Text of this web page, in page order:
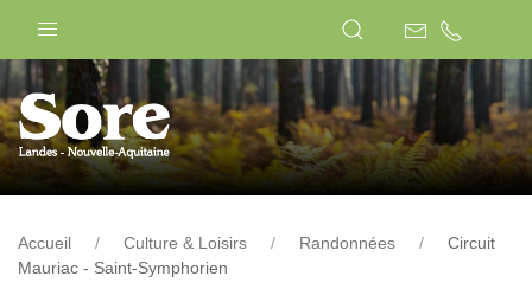
Accueil Culture & Loisirs Randonnées
Circuit
Mauriac - Saint-Symphorien